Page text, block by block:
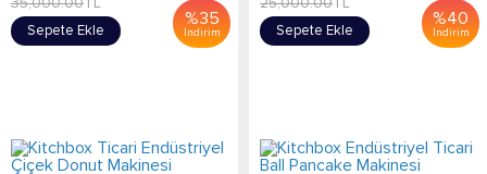
%35
İndirim
Sepete Ekle
%40
İndirim
Sepete Ekle